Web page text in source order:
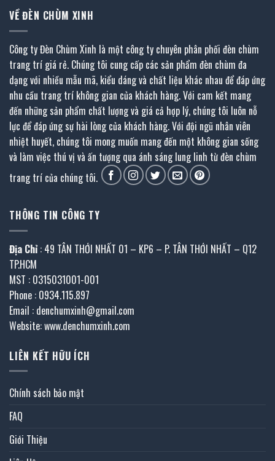
VỀ ĐÈN CHÙM XINH
Công ty Đèn Chùm Xinh là một công ty chuyên phân phối đèn chùm
trang trí giá rẻ. Chúng tôi cung cấp các sản phẩm đèn chùm đa
dạng với nhiều mẫu mã, kiểu dáng và chất liệu khác nhau để đáp ứng
nhu cầu trang trí không gian của khách hàng. Với cam kết mang
đến những sản phẩm chất lượng và giá cả hợp lý, chúng tôi luôn nỗ
lực để đáp ứng sự hài lòng của khách hàng. Với đội ngũ nhân viên
nhiệt huyết, chúng tôi mong muốn mang đến một không gian sống
và làm việc thú vị và ấn tượng qua ánh sáng lung linh từ đèn chùm
trang trí của chúng tôi.
THÔNG TIN CÔNG TY
Địa Chỉ : 49 TÂN THỚI NHẤT 01 – KP6 – P. TÂN THỚI NHẤT – Q12
TP.HCM
MST : 0315031001-001
Phone : 0934.115.897
Email : denchumxinh@gmail.com
Website: www.denchumxinh.com
LIÊN KẾT HỮU ÍCH
Chính sách bảo mật
FAQ
Giới Thiệu